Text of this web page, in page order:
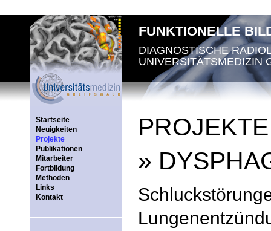
FUNKTIONELLE
DIAGNOSTISCHE
UNIVERSITÄTSMEDIZIN
Startseite
Neuigkeiten
Projekte
Publikationen
Mitarbeiter
Fortbildung
Methoden
Links
Kontakt
PROJEKTE
»